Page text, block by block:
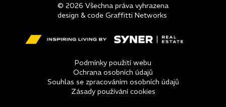
© 2026 Všechna práva vyhrazena
design & code Graffitti Networks
Podmínky použití webu
Ochrana osobních údajů
Souhlas se zpracováním osobních údajů
Zásady používání cookies